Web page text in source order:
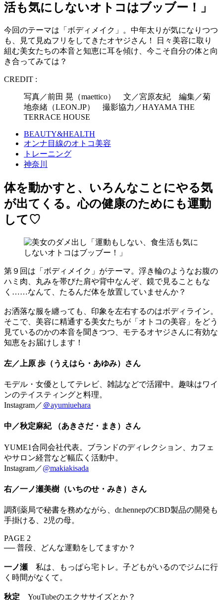
活も気にしないオトコはブッブー！」
今回のテーマは「ボディメイク」。中年太りが気になりつつ
も、見て見ぬフリをしてきたオヤジさん！ 日々美容に取り
組む美女たちの本音と知恵に耳を傾け、今こそ自分の体と向
き合ってみては？
CREDIT :
写真／前田 晃（maettico） 文／宮原友紀 編集／菊
地奈緒（LEON.JP） 撮影協力／HAYAMA THE
TERRACE HOUSE
BEAUTY&HEALTH
オンナ目線のオトコ美容
トレーニング
神奈川
体を動かすと、いろんなことにやる気
が出てくる。心の健康のためにも運動
して♡
第９回は「ボディメイク」がテーマ。浮き輪のようなお腹の
ハミ肉、丸みを帯びた肩や背中なんぞ、鏡で見ることもな
く……なんて、たるんだ体を放置していませんか？
お洒落な服を纏っても、印象を左右するのはボディライン。
そこで、美容に精通する美女たちが「オトコの美容」をどう
見ているのかの本音を聞きつつ、モテるオヤジさんに有効な
知恵をお届けします！
左／上原 歩（うえはら・あゆみ）さん
モデル・女優としてテレビ、雑誌などで活躍中。趣味はワイ
ンのテイスティングと料理。
Instagram／ ＠ayumiuehara
中／秋定麻紀 （あきさだ・まき）さん
YUME1合同会社代表。ブランドのディレクション、カフェ
やサロン経営など幅広く活動中。
Instagram／@makiakisada
右／一ノ瀬美樹（いちのせ・みき）さん
調剤薬局で秘書を務めながら、dr.hennepのCBD製品の開発も
手掛ける、2児の母。
PAGE 2
── 普段、どんな運動をしてますか？
一ノ瀬 私は、もっぱら宅トレ。子どもがいるのでジムに行
く時間がなくて。
秋定 YouTubeのエクササイズとか？